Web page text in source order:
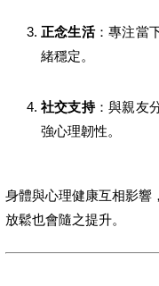
正念生活：專注當
緒穩定。
社交支持：與親友
強心理韌性。
身體與心理健康互相影響
放鬆也會隨之提升。